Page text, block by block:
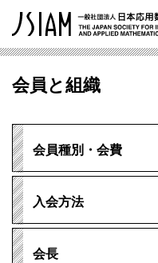
会員と組織
会員種別・会費
入会方法
会長